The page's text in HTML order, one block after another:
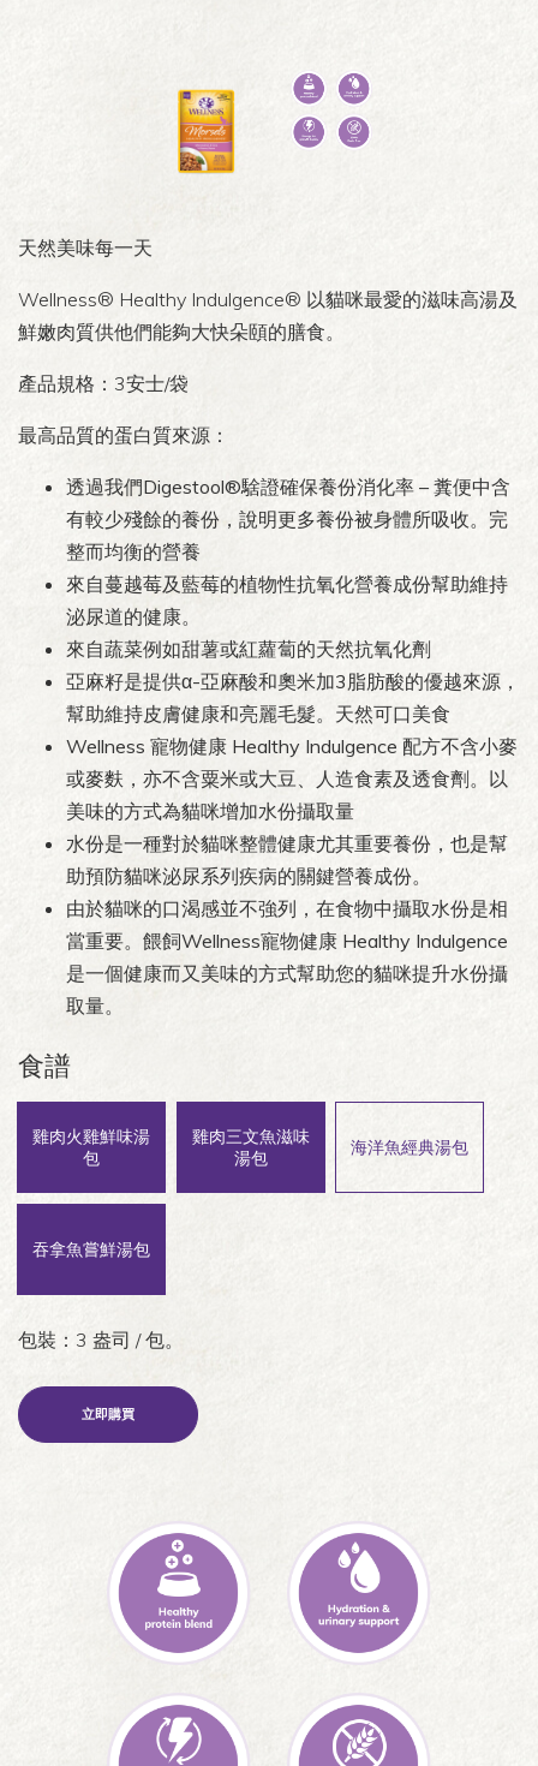
天然美味每一天
Wellness® Healthy Indulgence® 以貓咪最愛的滋味高湯及
鮮嫩肉質供他們能夠大快朵頤的膳食。
產品規格：3安士/袋
最高品質的蛋白質來源：
透過我們Digestool®騇證確保養份消化率 – 糞便中含
有較少殘餘的養份，說明更多養份被身體所吸收。完
整而均衡的營養
來自蔓越莓及藍莓的植物性抗氧化營養成份幫助維持
泌尿道的健康。
來自蔬菜例如甜薯或紅蘿蔔的天然抗氧化劑
亞麻籽是提供α-亞麻酸和奧米加3脂肪酸的優越來源，
幫助維持皮膚健康和亮麗毛髮。天然可口美食
Wellness 寵物健康 Healthy Indulgence 配方不含小麥
或麥麩，亦不含粟米或大豆、人造食素及透食劑。以
美味的方式為貓咪增加水份攝取量
水份是一種對於貓咪整體健康尤其重要養份，也是幫
助預防貓咪泌尿系列疾病的關鍵營養成份。
由於貓咪的口渴感並不強列，在食物中攝取水份是相
當重要。餵飼Wellness寵物健康 Healthy Indulgence
是一個健康而又美味的方式幫助您的貓咪提升水份攝
取量。
食譜
雞肉火雞鮮味湯
包
雞肉三文魚滋味
湯包
海洋魚經典湯包
吞拿魚嘗鮮湯包
包裝：3 盎司 / 包。
立即購買